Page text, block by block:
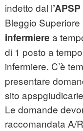
indetto dal l
Bleggio
infermiere a
di 1 posto a
infermiere. C’è
presentare
sito
Le domande
raccomandata A/